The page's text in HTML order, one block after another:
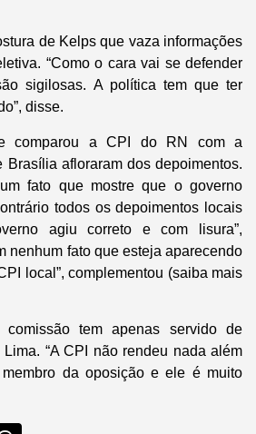
de Kelps que vaza informações
“Como o cara vai se defender
sigilosas. A política tem que ter
disse.
comparou a CPI do RN com a
Brasília afloraram dos depoimentos.
fato que mostre que o governo
todos os depoimentos locais
agiu correto e com lisura”,
nenhum fato que esteja aparecendo
local”, complementou (saiba mais
tem apenas servido de
“A CPI não rendeu nada além
da oposição e ele é muito